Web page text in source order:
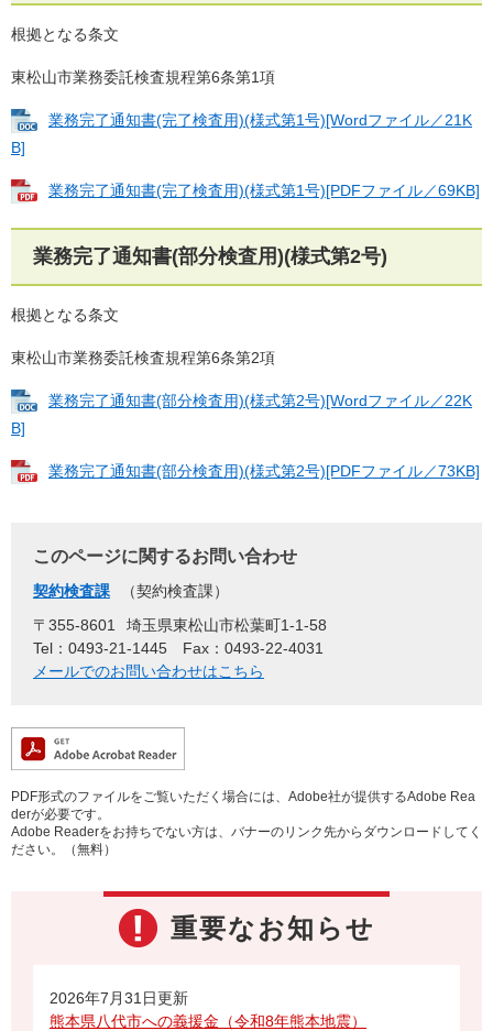
根拠となる条文
東松山市業務委託検査規程第6条第1項
業務完了通知書(完了検査用)(様式第1号)[Wordファイル／21K
B]
業務完了通知書(完了検査用)(様式第1号)[PDFファイル／69KB]
業務完了通知書(部分検査用)(様式第2号)
根拠となる条文
東松山市業務委託検査規程第6条第2項
業務完了通知書(部分検査用)(様式第2号)[Wordファイル／22K
B]
業務完了通知書(部分検査用)(様式第2号)[PDFファイル／73KB]
このページに関するお問い合わせ
契約検査課
契約検査課
〒355-8601
埼玉県東松山市松葉町1-1-58
Tel：0493-21-1445
Fax：0493-22-4031
メールでのお問い合わせはこちら
PDF形式のファイルをご覧いただく場合には、Adobe社が提供するAdobe Rea
derが必要です。
Adobe Readerをお持ちでない方は、バナーのリンク先からダウンロードしてく
ださい。（無料）
重要なお知らせ
2026年7月31日更新
熊本県八代市への義援金（令和8年熊本地震）